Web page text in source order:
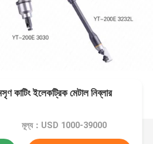
কাটিং ইলেকট্রিক মেটাল নিব্লার
মূল্য：USD 1000-39000